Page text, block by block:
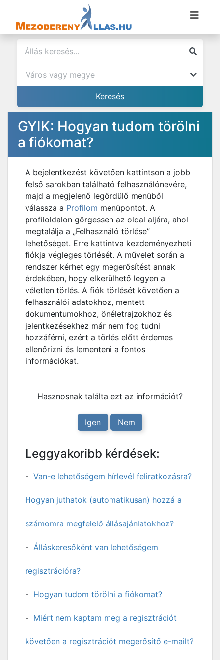
GYIK: Hogyan tudom törölni
a fiókomat?
A bejelentkezést követően kattintson a jobb
felső sarokban található felhasználónevére,
majd a megjelenő legördülő menüből
válassza a Profilom menüpontot. A
profiloldalon görgessen az oldal aljára, ahol
megtalálja a „Felhasználó törlése”
lehetőséget. Erre kattintva kezdeményezheti
fiókja végleges törlését. A művelet során a
rendszer kérhet egy megerősítést annak
érdekében, hogy elkerülhető legyen a
véletlen törlés. A fiók törlését követően a
felhasználói adatokhoz, mentett
dokumentumokhoz, önéletrajzokhoz és
jelentkezésekhez már nem fog tudni
hozzáférni, ezért a törlés előtt érdemes
ellenőrizni és lementeni a fontos
információkat.
Hasznosnak találta ezt az információt?
Igen Nem
Leggyakoribb kérdések:
Van-e lehetőségem hírlevél feliratkozásra?
Hogyan juthatok (automatikusan) hozzá a
számomra megfelelő állásajánlatokhoz?
Álláskeresőként van lehetőségem
regisztrációra?
Hogyan tudom törölni a fiókomat?
Miért nem kaptam meg a regisztrációt
követően a regisztrációt megerősítő e-mailt?